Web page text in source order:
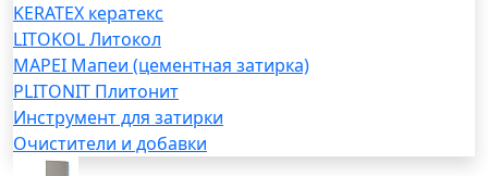
KERATEX кератекс
LITOKOL Литокол
MAPEI Мапеи (цементная затирка)
PLITONIT Плитонит
Инструмент для затирки
Очистители и добавки